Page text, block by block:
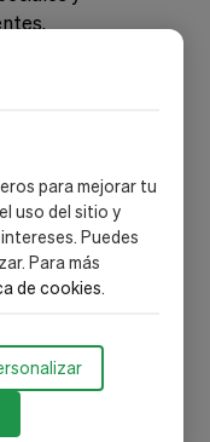
para mejorar tu
uso del sitio y
Puedes
Para más
de cookies.
de compra
de belleza,
de productos.
adicional
y conveniente.